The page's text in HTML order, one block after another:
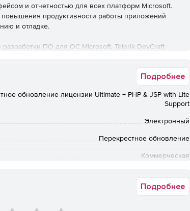
и отчетностью для всех платформ Microsoft.
повышения продуктивности работы приложений
и отладке.
ПО для ОС Microsoft, Telerik DevCraft
Complete и Ultimate.
для быстрой разработки интерфейса на базе
визуализации данных.
и бизнес-программ визуализации данных.
Подробнее
обновление лицензии Ultimate + PHP & JSP with Lite
Support
Электронный
Перекрестное обновление
Коммерческая
Подробнее